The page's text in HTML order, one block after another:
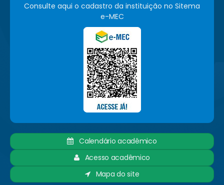
Consulte aqui o cadastro da instituição no Sitema
e-MEC
Calendário acadêmico
Acesso acadêmico
Mapa do site